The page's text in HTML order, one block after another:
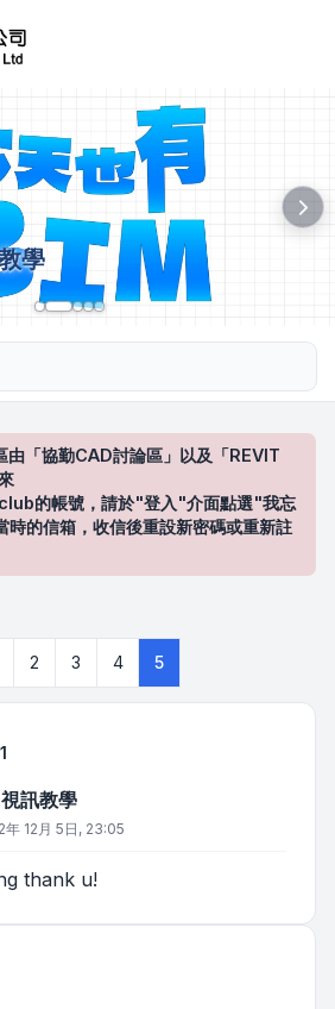
學
「協勤CAD討論區」以及「REVIT
的帳號，請於"登入"介面點選"我忘
時的信箱，收信後重設新密碼或重新註
2 3 4 5
訊教學
年 12月 5日, 23:05
thank u!